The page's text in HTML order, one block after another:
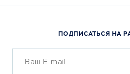
Сервисы доставки
ОБУЧЕНИЕ И РАБОТА
ПОДПИСАТЬСЯ НА